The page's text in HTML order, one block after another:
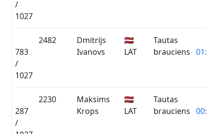
/
1027
783
/
1027
2482
Dmitrijs
Ivanovs
🇱🇻
LAT
Tautas
brauciens
287
/
2230
Maksims
Krops
🇱🇻
LAT
Tautas
brauciens